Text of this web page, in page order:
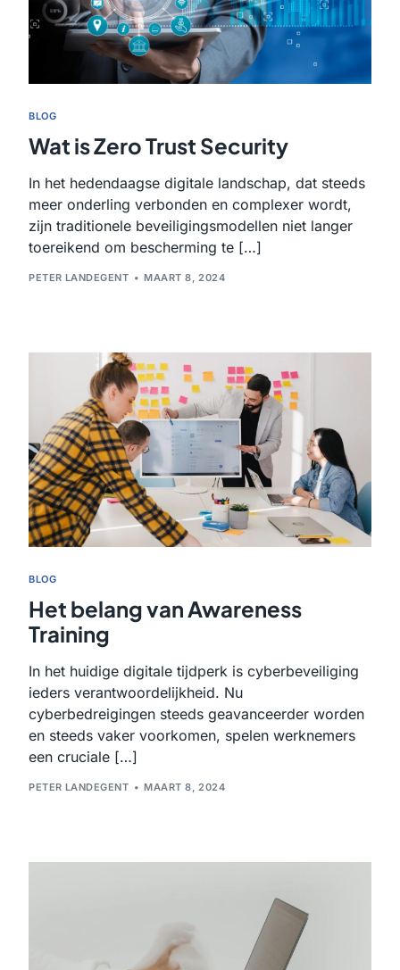
BLOG
Wat is Zero Trust Security
In het hedendaagse digitale landschap, dat steeds
meer onderling verbonden en complexer wordt,
zijn traditionele beveiligingsmodellen niet langer
toereikend om bescherming te […]
PETER LANDEGENT MAART 8, 2024
BLOG
Het belang van Awareness
Training
In het huidige digitale tijdperk is cyberbeveiliging
ieders verantwoordelijkheid. Nu
cyberbedreigingen steeds geavanceerder worden
en steeds vaker voorkomen, spelen werknemers
een cruciale […]
PETER LANDEGENT MAART 8, 2024